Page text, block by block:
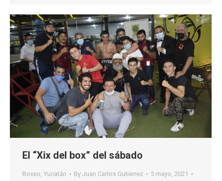
El “Xix del box” del sábado
Boxeo, Yucatán By Juan Carlos Gutierrez
5 mayo, 2021